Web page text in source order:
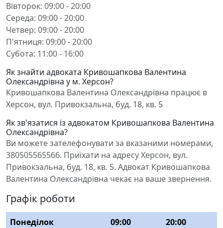
Вівторок: 09:00 - 20:00
Середа: 09:00 - 20:00
Четвер: 09:00 - 20:00
П'ятниця: 09:00 - 20:00
Субота: 11:00 - 16:00
Як знайти адвоката Кривошапкова Валентина
Олександрівна у м. Херсон?
Кривошапкова Валентина Олександрівна працює в
Херсон, вул. Привокзальна, буд. 18, кв. 5
Як зв'язатися із адвокатом Кривошапкова Валентина
Олександрівна?
Ви можете зателефонувати за вказаними номерами,
380505565566. Приїхати на адресу Херсон, вул.
Привокзальна, буд. 18, кв. 5. Адвокат Кривошапкова
Валентина Олександрівна чекає на ваше звернення.
Графік роботи
Понеділок 09:00
20:00